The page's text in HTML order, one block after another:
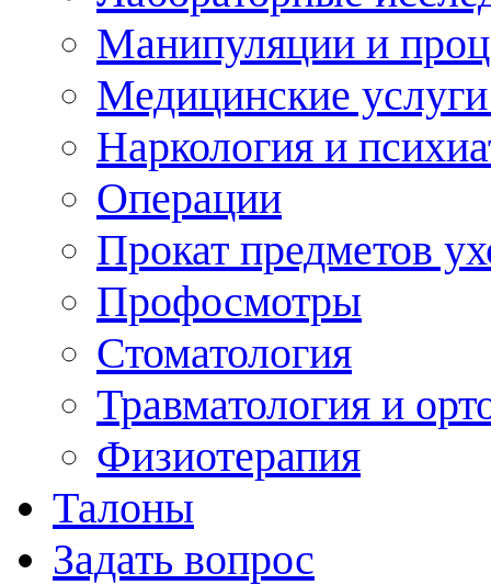
Манипуляции и
Медицинские
Наркология и
Операции
Прокат предметов
Профосмотры
Стоматология
Травматология и
Физиотерапия
Талоны
Задать вопрос